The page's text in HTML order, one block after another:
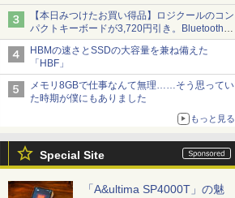
【本日みつけたお買い得品】ロジクールのコン
パクトキーボードが3,720円引き。Bluetoothで3
台接続対応
HBMの速さとSSDの大容量を兼ね備えた
「HBF」
メモリ8GBで仕事なんて無理……そう思ってい
た時期が僕にもありました
もっと見る
Special Site
「A&ultima SP4000T」の魅